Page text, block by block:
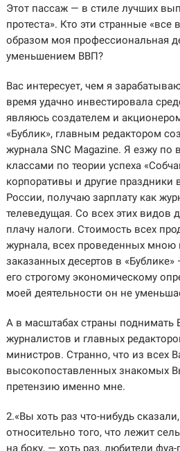
Этот пассаж — в стиле лучших
протеста». Кто эти странные «все
образом моя профессиональная
уменьшением ВВП?
Вас интересует, чем я
время удачно инвестировала
являюсь создателем и
«Бублик», главным редактором
журнала SNC Magazine. Я езжу по
классами по теории успеха
корпоративы и другие праздники
России, получаю зарплату как
телеведущая. Со всех этих видов
плачу налоги. Стоимость всех
журнала, всех проведенных мною
заказанных десертов в
его строгому экономическому
моей деятельности он не
А в масштабах страны поднимать
журналистов и главных
министров. Странно, что из всех
высокопоставленных знакомых
претензию именно мне.
2.«Вы хоть раз что-нибудь
относительно того, что лежит
на боку, — хоть раз, любители